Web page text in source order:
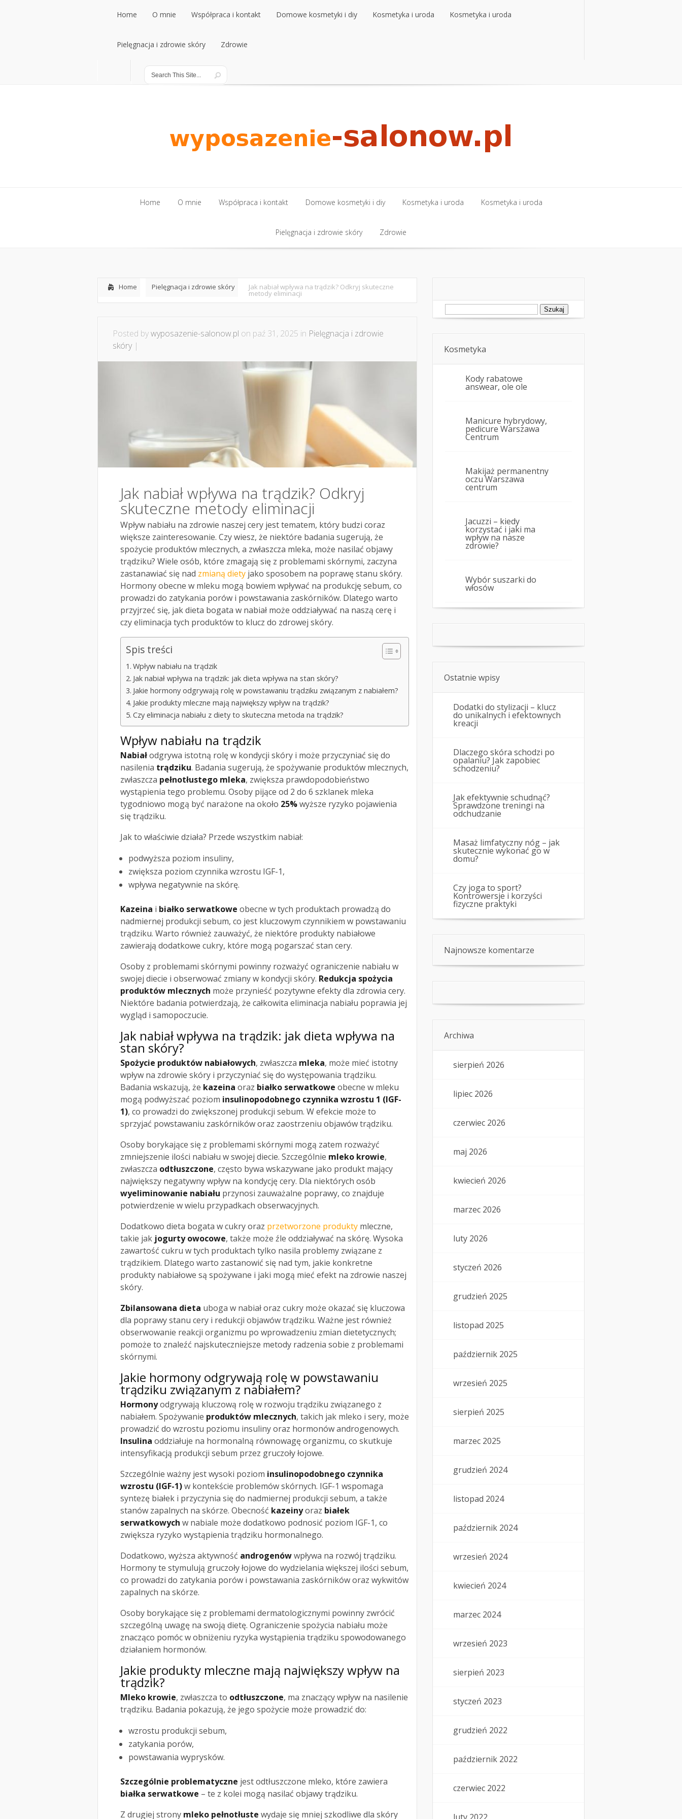
Home
Home
O mnie
O mnie
Współpraca i kontakt
Współpraca i kontakt
Domowe kosmetyki i diy Kosmetyka i uroda Kosmetyka i uroda
Pielęgnacja i zdrowie skóry
Pielęgnacja i zdrowie skóry
Zdrowie
Home O mnie Współpraca i kontakt
Współpraca i kontakt
Domowe kosmetyki i diy
Domowe kosmetyki i diy
Kosmetyka i uroda
Kosmetyka i uroda
Kosmetyka i uroda
Pielęgnacja i zdrowie skóry Zdrowie
Home Pielęgnacja i zdrowie skóry Jak nabiał wpływa na trądzik? Odkryj skuteczne
metody eliminacji
Posted bywyposazenie-salonow.pl on paź 31, 2025 in Pielęgnacja i zdrowie
skóry|
Jak nabiał wpływa na trądzik? Odkryj
skuteczne metody eliminacji
Wpływ nabiału na zdrowie naszej cery jest tematem, który budzi coraz
większe zainteresowanie. Czy wiesz, że niektóre badania sugerują, że
spożycie produktów mlecznych, a zwłaszcza mleka, może nasilać objawy
trądziku? Wiele osób, które zmagają się z problemami skórnymi, zaczyna
zastanawiać się nad zmianą diety jako sposobem na poprawę stanu skóry.
Hormony obecne w mleku mogą bowiem wpływać na produkcję sebum, co
prowadzi do zatykania porów i powstawania zaskórników. Dlatego warto
przyjrzeć się, jak dieta bogata w nabiał może oddziaływać na naszą cerę i
czy eliminacja tych produktów to klucz do zdrowej skóry.
Spis treści
Wpływ nabiału na trądzik
Jak nabiał wpływa na trądzik: jak dieta wpływa na stan skóry?
Jakie hormony odgrywają rolę w powstawaniu trądziku związanym z nabiałem?
Jakie produkty mleczne mają największy wpływ na trądzik?
Czy eliminacja nabiału z diety to skuteczna metoda na trądzik?
Wpływ nabiału na trądzik
Nabiałodgrywa istotną rolę w kondycji skóry i może przyczyniać się do
nasilenia trądziku. Badania sugerują, że spożywanie produktów mlecznych,
zwłaszcza pełnotłustego mleka, zwiększa prawdopodobieństwo
wystąpienia tego problemu. Osoby pijące od 2 do 6 szklanek mleka
tygodniowo mogą być narażone na około 25%wyższe ryzyko pojawienia
się trądziku.
Jak to właściwie działa? Przede wszystkim nabiał:
podwyższa poziom insuliny,
zwiększa poziom czynnika wzrostu IGF-1,
wpływa negatywnie na skórę.
Kazeina i białko serwatkowe obecne w tych produktach prowadzą do
nadmiernej produkcji sebum, co jest kluczowym czynnikiem w powstawaniu
trądziku. Warto również zauważyć, że niektóre produkty nabiałowe
zawierają dodatkowe cukry, które mogą pogarszać stan cery.
Osoby z problemami skórnymi powinny rozważyć ograniczenie nabiału w
swojej diecie i obserwować zmiany w kondycji skóry. Redukcja spożycia
produktów mlecznych może przynieść pozytywne efekty dla zdrowia cery.
Niektóre badania potwierdzają, że całkowita eliminacja nabiału poprawia jej
wygląd i samopoczucie.
Jak nabiał wpływa na trądzik: jak dieta wpływa na
stan skóry?
Spożycie produktów nabiałowych, zwłaszcza mleka, może mieć istotny
wpływ na zdrowie skóry i przyczyniać się do występowania trądziku.
Badania wskazują, że kazeina oraz białko serwatkowe obecne w mleku
mogą podwyższać poziom insulinopodobnego czynnika wzrostu 1 (IGF-
1), co prowadzi do zwiększonej produkcji sebum. W efekcie może to
sprzyjać powstawaniu zaskórników oraz zaostrzeniu objawów trądziku.
Osoby borykające się z problemami skórnymi mogą zatem rozważyć
zmniejszenie ilości nabiału w swojej diecie. Szczególnie mleko krowie,
zwłaszcza odtłuszczone, często bywa wskazywane jako produkt mający
największy negatywny wpływ na kondycję cery. Dla niektórych osób
wyeliminowanie nabiału przynosi zauważalne poprawy, co znajduje
potwierdzenie w wielu przypadkach obserwacyjnych.
Dodatkowo dieta bogata w cukry oraz przetworzone produkty mleczne,
takie jak jogurty owocowe, także może źle oddziaływać na skórę. Wysoka
zawartość cukru w tych produktach tylko nasila problemy związane z
trądzikiem. Dlatego warto zastanowić się nad tym, jakie konkretne
produkty nabiałowe są spożywane i jaki mogą mieć efekt na zdrowie naszej
skóry.
Zbilansowana dieta uboga w nabiał oraz cukry może okazać się kluczowa
dla poprawy stanu cery i redukcji objawów trądziku. Ważne jest również
obserwowanie reakcji organizmu po wprowadzeniu zmian dietetycznych;
pomoże to znaleźć najskuteczniejsze metody radzenia sobie z problemami
skórnymi.
Jakie hormony odgrywają rolę w powstawaniu
trądziku związanym z nabiałem?
Hormonyodgrywają kluczową rolę w rozwoju trądziku związanego z
nabiałem. Spożywanie produktów mlecznych, takich jak mleko i sery, może
prowadzić do wzrostu poziomu insuliny oraz hormonów androgenowych.
Insulina oddziałuje na hormonalną równowagę organizmu, co skutkuje
intensyfikacją produkcji sebum przez gruczoły łojowe.
Szczególnie ważny jest wysoki poziom insulinopodobnego czynnika
wzrostu (IGF-1)w kontekście problemów skórnych. IGF-1 wspomaga
syntezę białek i przyczynia się do nadmiernej produkcji sebum, a także
stanów zapalnych na skórze. Obecność kazeinyoraz białek
serwatkowych w nabiale może dodatkowo podnosić poziom IGF-1, co
zwiększa ryzyko wystąpienia trądziku hormonalnego.
Dodatkowo, wyższa aktywność androgenówwpływa na rozwój trądziku.
Hormony te stymulują gruczoły łojowe do wydzielania większej ilości sebum,
co prowadzi do zatykania porów i powstawania zaskórników oraz wykwitów
zapalnych na skórze.
Osoby borykające się z problemami dermatologicznymi powinny zwrócić
szczególną uwagę na swoją dietę. Ograniczenie spożycia nabiału może
znacząco pomóc w obniżeniu ryzyka wystąpienia trądziku spowodowanego
działaniem hormonów.
Jakie produkty mleczne mają największy wpływ na
trądzik?
Mleko krowie, zwłaszcza to odtłuszczone, ma znaczący wpływ na nasilenie
trądziku. Badania pokazują, że jego spożycie może prowadzić do:
wzrostu produkcji sebum,
zatykania porów,
powstawania wyprysków.
Szczególnie problematyczne jest odtłuszczone mleko, które zawiera
białka serwatkowe – te z kolei mogą nasilać objawy trądziku.
Z drugiej strony mleko pełnotłuste wydaje się mniej szkodliwe dla skóry
Szukaj:
Kosmetyka
Kody rabatowe
answear, ole ole
Manicure hybrydowy,
pedicure Warszawa
Centrum
Makijaż permanentny
oczu Warszawa
centrum
Jacuzzi – kiedy
korzystać i jaki ma
wpływ na nasze
zdrowie?
Wybór suszarki do
włosów
Ostatnie wpisy
Dodatki do stylizacji – klucz
do unikalnych i efektownych
kreacji
Dlaczego skóra schodzi po
opalaniu? Jak zapobiec
schodzeniu?
Jak efektywnie schudnąć?
Sprawdzone treningi na
odchudzanie
Masaż limfatyczny nóg – jak
skutecznie wykonać go w
domu?
Czy joga to sport?
Kontrowersje i korzyści
fizyczne praktyki
Najnowsze komentarze
Archiwa
sierpień 2026
lipiec 2026
czerwiec 2026
maj 2026
kwiecień 2026
marzec 2026
luty 2026
styczeń 2026
grudzień 2025
listopad 2025
październik 2025
wrzesień 2025
sierpień 2025
marzec 2025
grudzień 2024
listopad 2024
październik 2024
wrzesień 2024
kwiecień 2024
marzec 2024
wrzesień 2023
sierpień 2023
styczeń 2023
grudzień 2022
październik 2022
czerwiec 2022